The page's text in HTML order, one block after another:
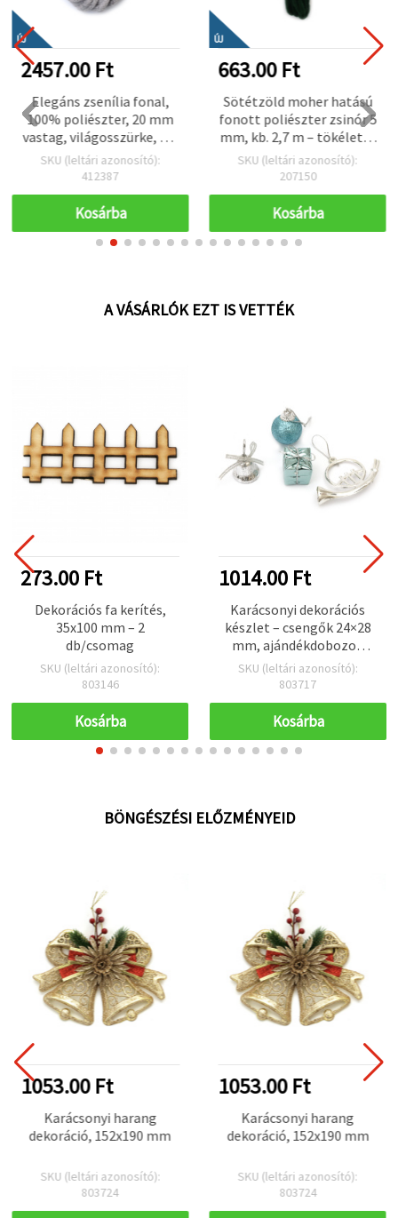
ÚJ
2457.00 Ft
Elegáns zsenília fonal,
100% poliészter, 20 mm
vastag, világosszürke, kb.
240 g, 25 m – ideális plüss
kötéshez, horgoláshoz és
kézműves projektekhez
SKU (leltári azonosító):
412387
Kosárba
ÚJ
663.00 Ft
Sötétzöld moher hatású
fonott poliészter zsinór 5
mm, kb. 2,7 m – tökéletes
kötéshez, szövéshez és
kreatív DIY kézműves
SKU (leltári azonosító):
207150
Kosárba
A VÁSÁRLÓK EZT IS VETTÉK
273.00 Ft
Dekorációs fa kerítés,
35x100 mm – 2
db/csomag
SKU (leltári azonosító):
803146
Kosárba
1014.00 Ft
Karácsonyi dekorációs
készlet – csengők 24×28
mm, ajándékdobozok
22×24 mm, díszek 22,5×37
mm, akasztható medálok
SKU (leltári azonosító):
803717
Kosárba
BÖNGÉSZÉSI ELŐZMÉNYEID
1053.00 Ft
Karácsonyi harang
dekoráció, 152x190 mm
SKU (leltári azonosító):
803724
1053.00 Ft
Karácsonyi harang
dekoráció, 152x190 mm
SKU (leltári azonosító):
803724